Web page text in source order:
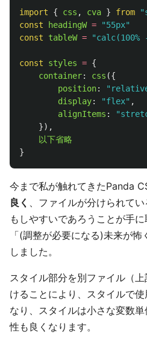
import { css , cva } from "
const
headingW = "55px"
const
tableW = "calc(100%
const styles = {
container: css ({
position: "
display: "flex" ,
alignItems : "
}),
以下省略
}
今まで私が触れてきたPanda
良く 、ファイルが分けられて
もしやすいであろうことが手に
「(調整が必要になる)未来が
しました。
スタイル部分を別ファイル（
けることにより、スタイルで
なり、スタイルは小さな変数
性も良くなります。